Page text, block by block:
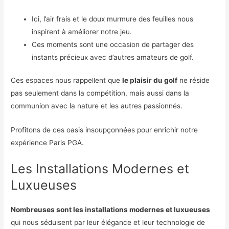
Ici, l’air frais et le doux murmure des feuilles nous
inspirent à améliorer notre jeu.
Ces moments sont une occasion de partager des
instants précieux avec d’autres amateurs de golf.
Ces espaces nous rappellent quele plaisir du golf ne réside
pas seulement dans la compétition, mais aussi dans la
communion avec la nature et les autres passionnés.
Profitons de ces oasis insoupçonnées pour enrichir notre
expérience Paris PGA.
Les Installations Modernes et
Luxueuses
Nombreuses sont les installations modernes et luxueuses
qui nous séduisent par leur élégance et leur technologie de